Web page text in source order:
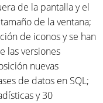
de la pantalla y el
de la ventana;
de iconos y se han
las versiones
nuevas
de datos en SQL;
y 30